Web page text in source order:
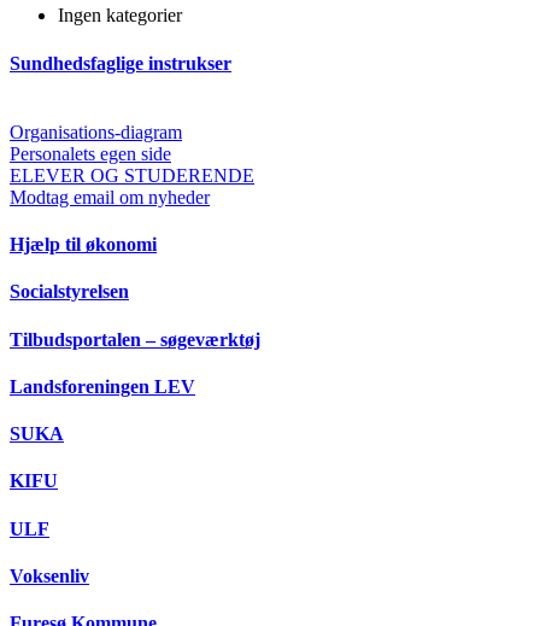
Ingen kategorier
Sundhedsfaglige instrukser
Organisations-diagram
Personalets egen side
ELEVER OG STUDERENDE
Modtag email om nyheder
Hjælp til økonomi
Socialstyrelsen
Tilbudsportalen – søgeværktøj
Landsforeningen LEV
SUKA
KIFU
ULF
Voksenliv